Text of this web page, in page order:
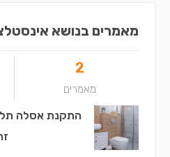
מאמרים בנושא
2
מאמרים
התקנת אסלה